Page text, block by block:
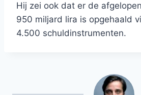
Hij zei ook dat er de
950 miljard lira is opgehaald
4.500 schuldinstrumenten.